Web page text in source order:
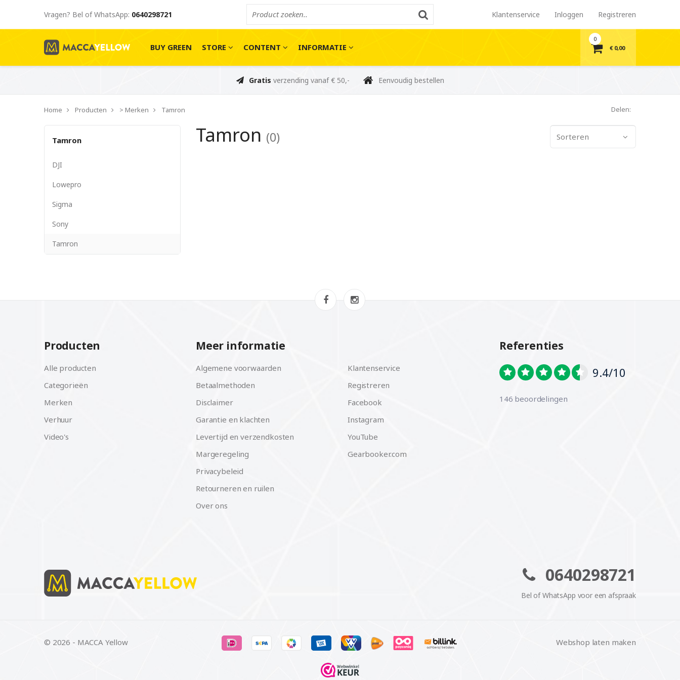
Vragen? Bel of WhatsApp: 0640298721 Klantenservice Inloggen Registreren
BUY GREEN STORE CONTENT INFORMATIE
0
€ 0,00
Gratis verzending vanaf € 50,- Eenvoudig bestellen
Home Producten > Merken Tamron Delen:
Tamron
DJI
Lowepro
Sigma
Sony
Tamron
Sorteren
Tamron (0)
Producten
Alle producten
Categorieën
Merken
Verhuur
Video's
Meer informatie
Algemene voorwaarden
Betaalmethoden
Disclaimer
Garantie en klachten
Levertijd en verzendkosten
Margeregeling
Privacybeleid
Retourneren en ruilen
Over ons
Klantenservice
Registreren
Facebook
Instagram
YouTube
Gearbooker.com
Referenties
9.4/10
146 beoordelingen
0640298721
Bel of WhatsApp voor een afspraak
© 2026 - MACCA Yellow Webshop laten maken